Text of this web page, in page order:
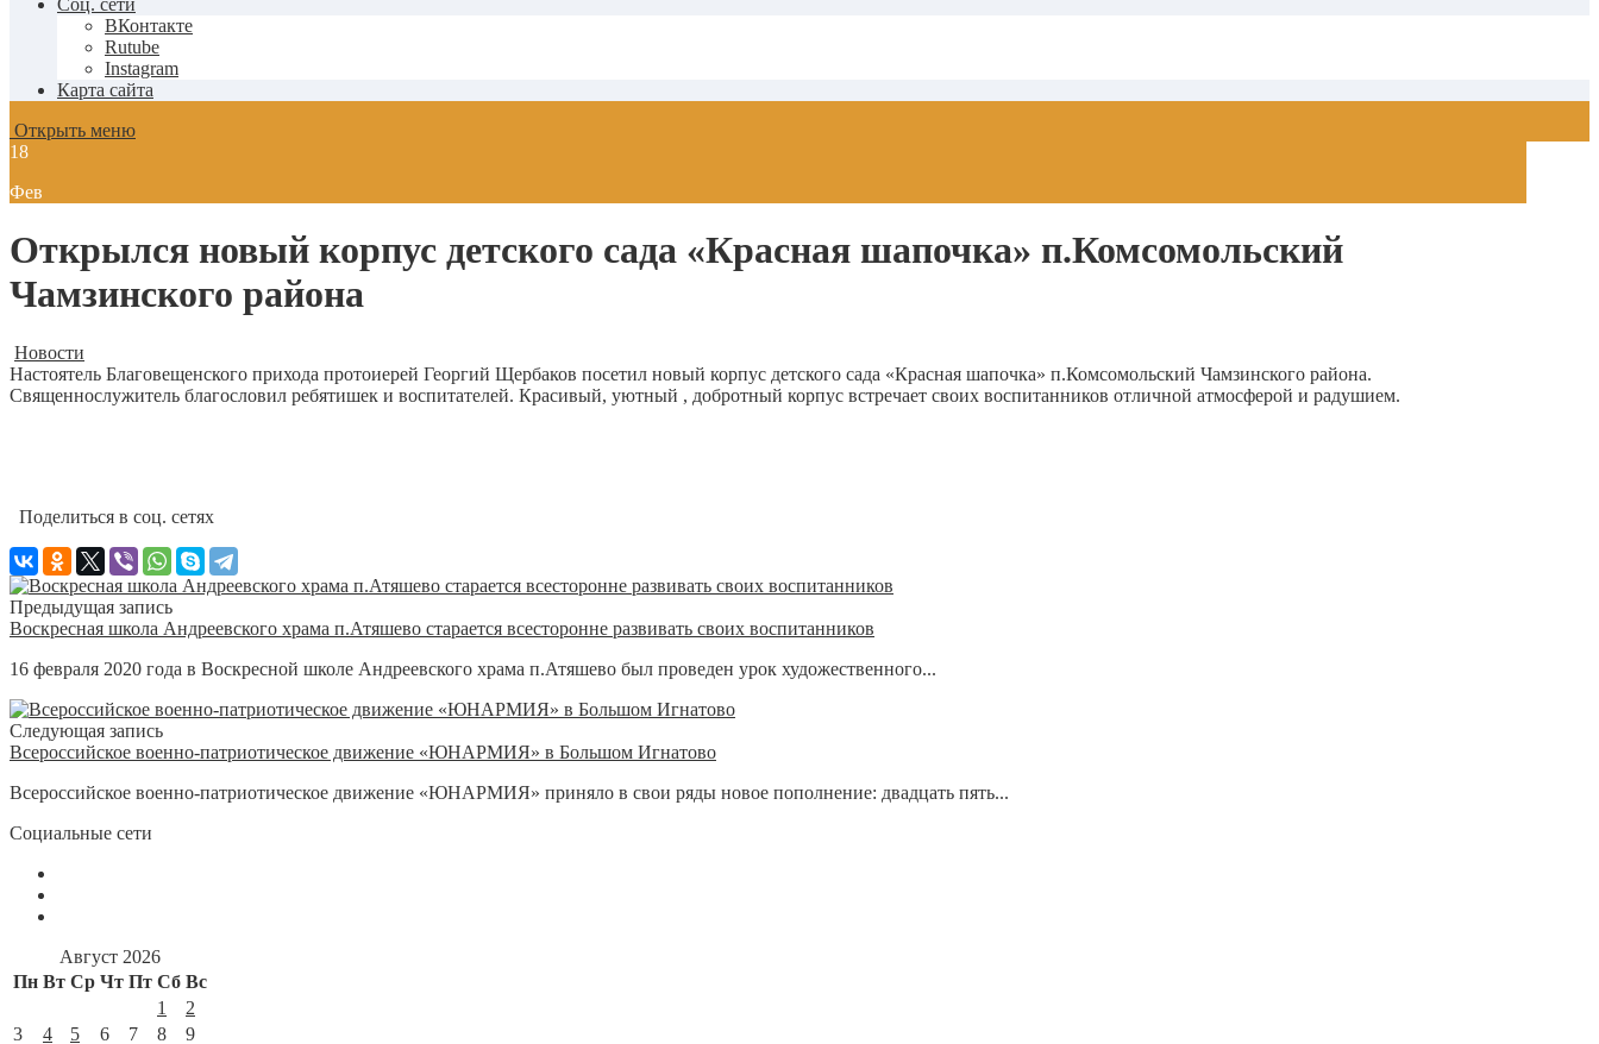
Соц. сети
ВКонтакте
Rutube
Instagram
Карта сайта
Открыть меню
18
Фев
Открылся новый корпус детского сада «Красная шапочка» п.Комсомольский
Чамзинского района
Новости
Настоятель Благовещенского прихода протоиерей Георгий Щербаков посетил новый корпус детского сада «Красная шапочка» п.Комсомольский Чамзинского района.
Священнослужитель благословил ребятишек и воспитателей. Красивый, уютный , добротный корпус встречает своих воспитанников отличной атмосферой и радушием.
Поделиться в соц. сетях
Предыдущая запись
Воскресная школа Андреевского храма п.Атяшево старается всесторонне развивать своих воспитанников
16 февраля 2020 года в Воскресной школе Андреевского храма п.Атяшево был проведен урок художественного...
Следующая запись
Всероссийское военно-патриотическое движение «ЮНАРМИЯ» в Большом Игнатово
Всероссийское военно-патриотическое движение «ЮНАРМИЯ» приняло в свои ряды новое пополнение: двадцать пять...
Социальные сети
Август 2026
Пн Вт Ср Чт Пт Сб Вс
1
2
3
4 5 6 7 8
9